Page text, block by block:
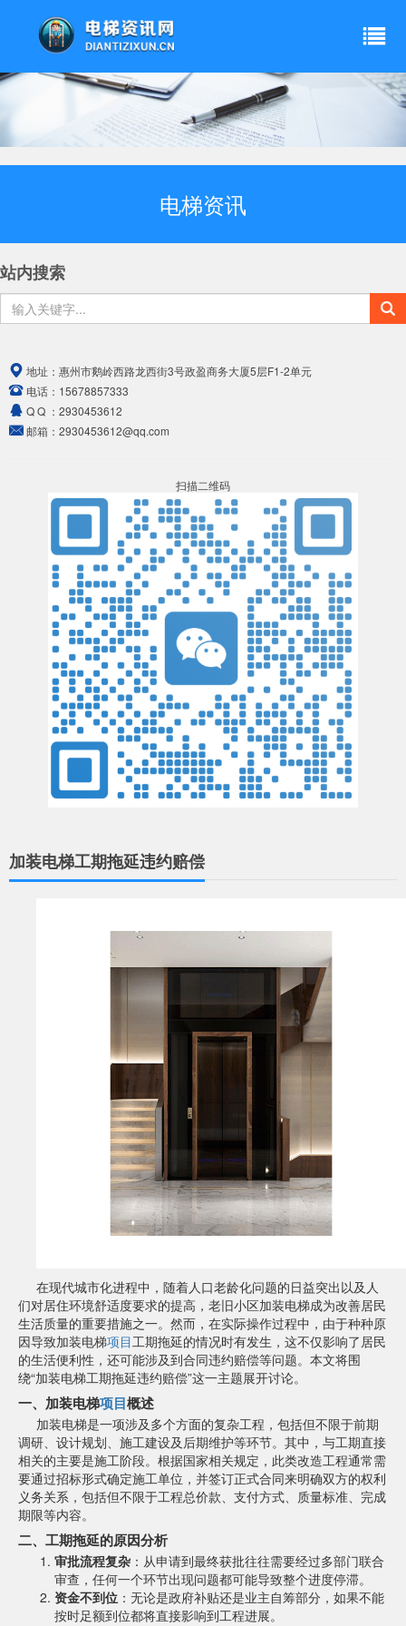
电梯资讯
站内搜索
地址： 惠州市鹅岭西路龙西街3号政盈商务大厦5层F1-2单元
电话： 15678857333
Q Q ： 2930453612
邮箱： 2930453612@qq.com
扫描二维码
加装电梯工期拖延违约赔偿
在现代城市化进程中，随着人口老龄化问题的日益突出以及人
们对居住环境舒适度要求的提高，老旧小区加装电梯成为改善居民
生活质量的重要措施之一。然而，在实际操作过程中，由于种种原
因导致加装电梯项目工期拖延的情况时有发生，这不仅影响了居民
的生活便利性，还可能涉及到合同违约赔偿等问题。本文将围
绕“加装电梯工期拖延违约赔偿”这一主题展开讨论。
一、加装电梯项目概述
加装电梯是一项涉及多个方面的复杂工程，包括但不限于前期
调研、设计规划、施工建设及后期维护等环节。其中，与工期直接
相关的主要是施工阶段。根据国家相关规定，此类改造工程通常需
要通过招标形式确定施工单位，并签订正式合同来明确双方的权利
义务关系，包括但不限于工程总价款、支付方式、质量标准、完成
期限等内容。
二、工期拖延的原因分析
审批流程复杂 ：从申请到最终获批往往需要经过多部门联合
审查，任何一个环节出现问题都可能导致整个进度停滞。
资金不到位 ：无论是政府补贴还是业主自筹部分，如果不能
按时足额到位都将直接影响到工程进展。